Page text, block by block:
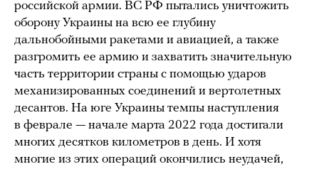
российской армии. ВС РФ пытались уничтожить
оборону Украины на всю ее глубину
дальнобойными ракетами и авиацией, а также
разгромить ее армию и захватить значительную
часть территории страны с помощью ударов
механизированных соединений и вертолетных
десантов. На юге Украины темпы наступления
в феврале — начале марта 2022 года достигали
многих десятков километров в день. И хотя
многие из этих операций окончились неудачей,